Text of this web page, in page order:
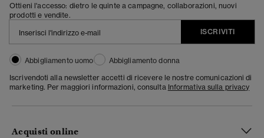
Ottieni l'accesso: dietro le quinte a campagne, collaborazioni, nuovi
prodotti e vendite.
ISCRIVITI
Abbigliamento uomo
Abbigliamento donna
Iscrivendoti alla newsletter accetti di ricevere le nostre comunicazioni di
marketing. Per maggiori informazioni, consulta Informativa sulla privacy
Acquisti online